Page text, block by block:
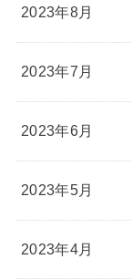
2023年8月
2023年7月
2023年6月
2023年5月
2023年4月